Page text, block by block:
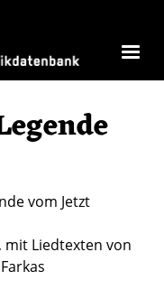
vom Jetzt
mit Liedtexten von